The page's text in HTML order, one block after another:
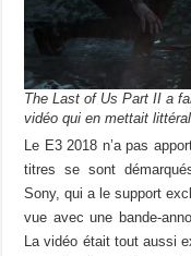
The Last of Us Part II a
vidéo qui en mettait
Le E3 2018 n’a pas
titres se sont
Sony, qui a le support
vue avec une bande-
La vidéo était tout aussi